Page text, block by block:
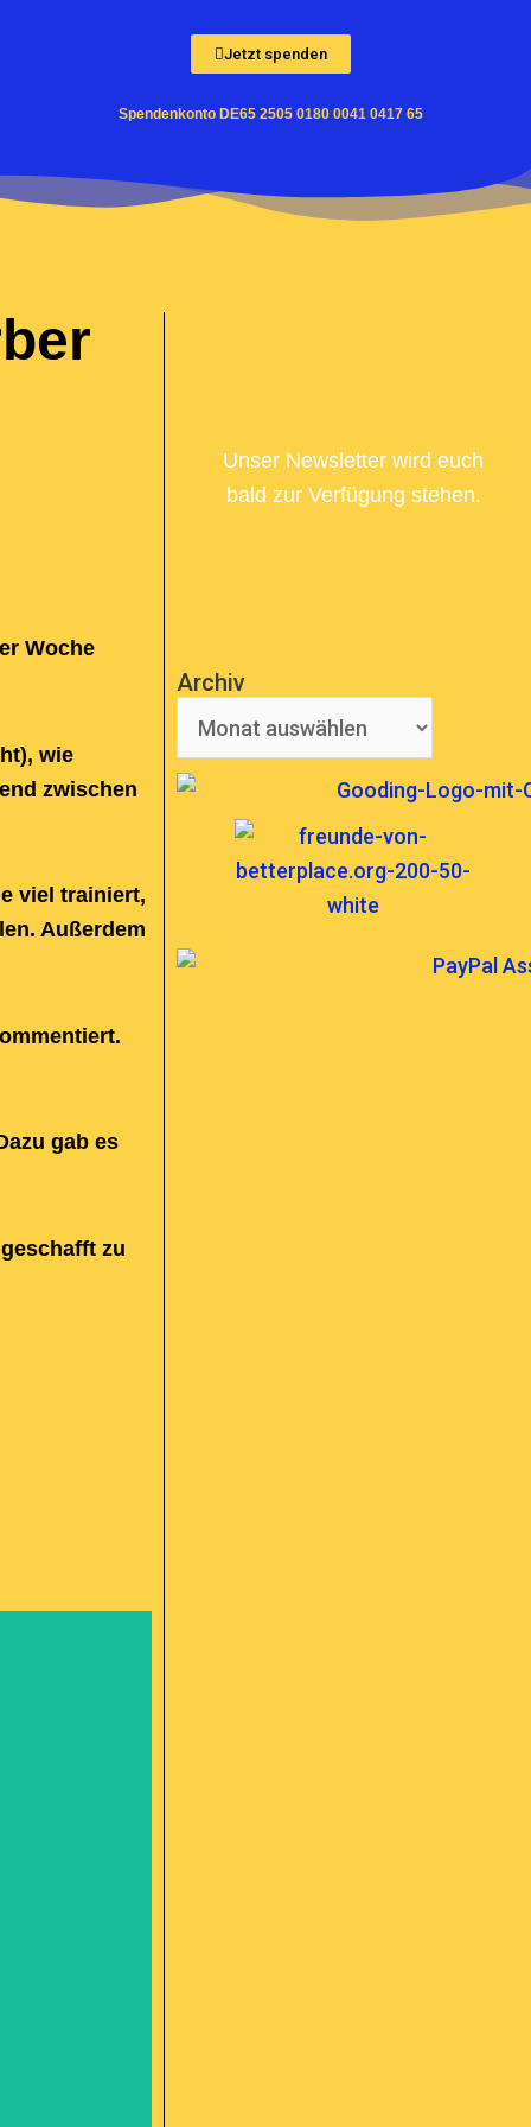
Jetzt spenden
Spendenkonto DE65 2505 0180 0041 0417 65
Woche
wie
zwischen
viel trainiert,
Außerdem
gab es
zu
Unser Newsletter wird euch
bald zur Verfügung stehen.
COMING SOON
Archiv
Archiv